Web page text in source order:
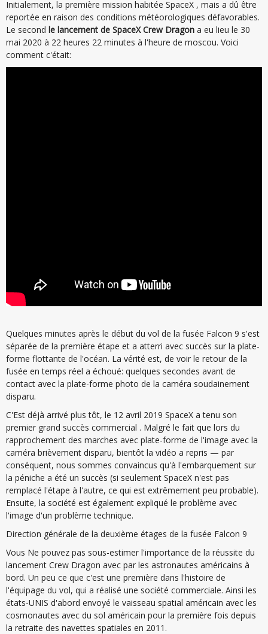
Initialement, la première mission habitée SpaceX , mais a dû être
reportée en raison des conditions météorologiques défavorables.
Le second le lancement de SpaceX Crew Dragon a eu lieu le 30
mai 2020 à 22 heures 22 minutes à l'heure de moscou. Voici
comment c'était:
Quelques minutes après le début du vol de la fusée Falcon 9 s'est
séparée de la première étape et a atterri avec succès sur la plate-
forme flottante de l'océan. La vérité est, de voir le retour de la
fusée en temps réel a échoué: quelques secondes avant de
contact avec la plate-forme photo de la caméra soudainement
disparu.
C'Est déjà arrivé plus tôt, le 12 avril 2019 SpaceX a tenu son
premier grand succès commercial . Malgré le fait que lors du
rapprochement des marches avec plate-forme de l'image avec la
caméra brièvement disparu, bientôt la vidéo a repris — par
conséquent, nous sommes convaincus qu'à l'embarquement sur
la péniche a été un succès (si seulement SpaceX n'est pas
remplacé l'étape à l'autre, ce qui est extrêmement peu probable).
Ensuite, la société est également expliqué le problème avec
l'image d'un problème technique.
Direction générale de la deuxième étages de la fusée Falcon 9
Vous Ne pouvez pas sous-estimer l'importance de la réussite du
lancement Crew Dragon avec par les astronautes américains à
bord. Un peu ce que c'est une première dans l'histoire de
l'équipage du vol, qui a réalisé une société commerciale. Ainsi les
états-UNIS d'abord envoyé le vaisseau spatial américain avec les
cosmonautes avec du sol américain pour la première fois depuis
la retraite des navettes spatiales en 2011.